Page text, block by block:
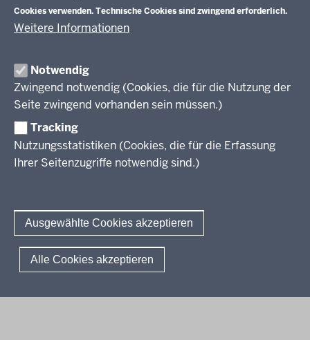
Cookies verwenden. Technische Cookies sind zwingend erforderlich.
Weitere Informationen
Notwendig
Zwingend notwendig (Cookies, die für die Nutzung der
Seite zwingend vorhanden sein müssen.)
Tracking
Nutzungsstatistiken (Cookies, die für die Erfassung
Ihrer Seitenzugriffe notwendig sind.)
Ausgewählte Cookies akzeptieren
Alle Cookies akzeptieren
Veröffentlichungen
Leitbild
Stellenangebote
Über uns
Schulentwicklung
Unterricht
Professionalisierung
Standardsicherung NRW
Berufsbildung NRW
Erwachsenenbildung
Wir über uns
Berichtswesen Weiterbildung
ElternMitWirkung NRW
KI:EB
Amtsblattabonnieren
© 2026 QUA-LiS
Fußzeile
Impressum Datenschutzerklärung